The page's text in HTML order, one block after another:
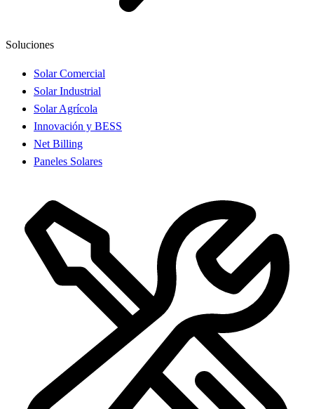
Soluciones
Solar Comercial
Solar Industrial
Solar Agrícola
Innovación y BESS
Net Billing
Paneles Solares